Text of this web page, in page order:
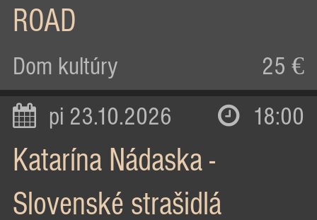
ROAD
Dom kultúry 25 €
pi 23.10.2026 18:00
Katarína Nádaska -
Slovenské strašidlá